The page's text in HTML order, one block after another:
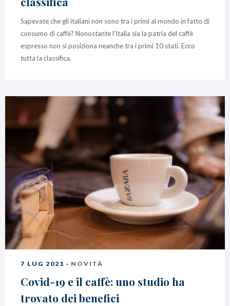
Sapevate che gli italiani non sono tra i primi al mondo in fatto di
consumo di caffè? Nonostante l'Italia sia la patria del caffè
espresso non si posiziona neanche tra i primi 10 stati. Ecco
tutta la classifica.
7 LUG 2021 · NOVITÀ
Covid-19 e il caffè: uno studio ha
trovato dei benefici